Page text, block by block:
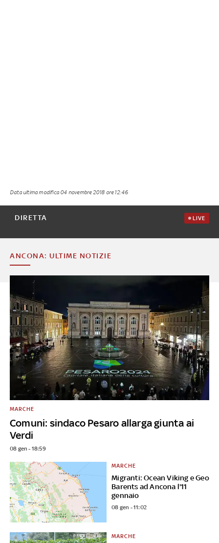
Data ultima modifica 04 novembre 2018 ore 12:46
DIRETTA LIVE
ANCONA: ULTIME NOTIZIE
Comuni: sindaco Pesaro allarga giunta ai
Verdi
MARCHE
08 gen - 18:59
Migranti: Ocean Viking e Geo
Barents ad Ancona l'11
gennaio
MARCHE
08 gen - 11:02
MARCHE